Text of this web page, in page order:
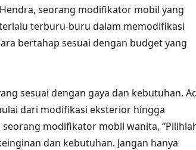
seorang modifikator mobil yang
terburu-buru dalam memodifikasi
bertahap sesuai dengan budget yang
sesuai dengan gaya dan kebutuhan.
dari modifikasi eksterior hingga
modifikator mobil wanita,
dan kebutuhan. Jangan hanya